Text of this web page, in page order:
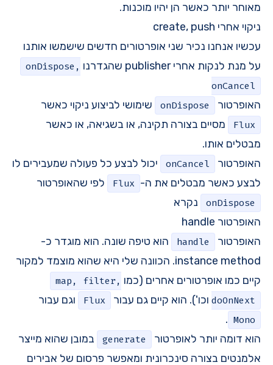
מאוחר יותר כאשר הן יהיו מוכנות.
ניקוי אחרי create, push
עכשיו אנחנו נכיר שני אופרטורים חדשים שישמשו אותנו
על מנת לנקות אחרי publisher שהגדרנו
onDispose,
onCancel
האופרטור onDispose שימושי לביצוע ניקוי כאשר
Flux
מסיים בצורה תקינה, או בשגיאה, או כאשר
מבטלים אותו.
האופרטור
onCancel
יכול לבצע כל פעולה שמעבירים לו
לבצע כאשר מבטלים את ה- Flux לפי שהאופרטור
onDispose
נקרא
האופרטור handle
האופרטור
handle
הוא טיפה שונה. הוא מוגדר כ-
instance method. הכוונה שלי היא שהוא מוצמד למקור
קיים כמו אופרטורים אחרים (כמו map, filter,
doOnNext וכו'). הוא קיים גם עבור Flux וגם עבור
Mono
.
הוא דומה יותר לאופרטור
generate
במובן שהוא מייצר
אלמנטים בצורה סינכרונית ומאפשר פרסום של אבירים